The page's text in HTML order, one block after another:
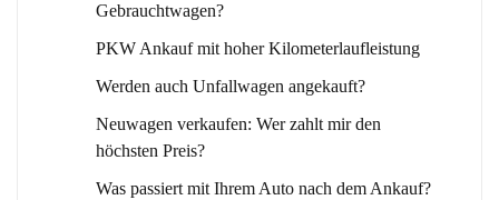
Gebrauchtwagen?
PKW Ankauf mit hoher Kilometerlaufleistung
Werden auch Unfallwagen angekauft?
Neuwagen verkaufen: Wer zahlt mir den
höchsten Preis?
Was passiert mit Ihrem Auto nach dem Ankauf?